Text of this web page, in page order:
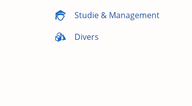
Studie & Management
Divers